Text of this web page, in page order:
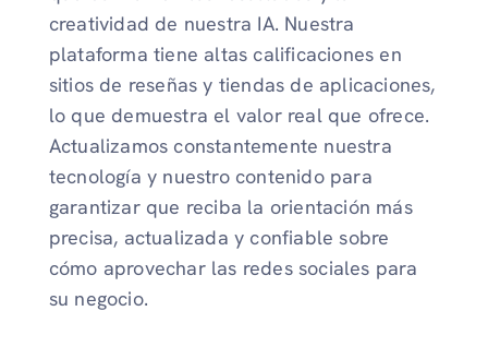
creatividad de nuestra IA. Nuestra
plataforma tiene altas calificaciones en
sitios de reseñas y tiendas de aplicaciones,
lo que demuestra el valor real que ofrece.
Actualizamos constantemente nuestra
tecnología y nuestro contenido para
garantizar que reciba la orientación más
precisa, actualizada y confiable sobre
cómo aprovechar las redes sociales para
su negocio.